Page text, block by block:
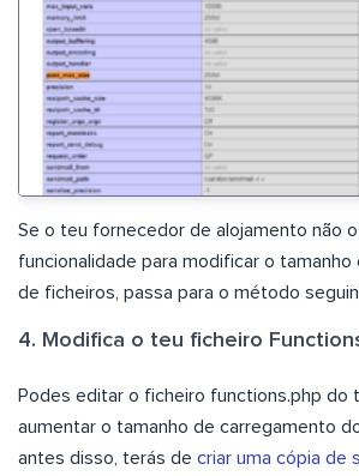
Se o teu fornecedor de alojamento não
funcionalidade para modificar o
de ficheiros, passa para o método
4. Modifica o teu ficheiro
Podes editar o ficheiro functions.php do
aumentar o tamanho de carregamento
antes disso, terás de criar uma cópia de